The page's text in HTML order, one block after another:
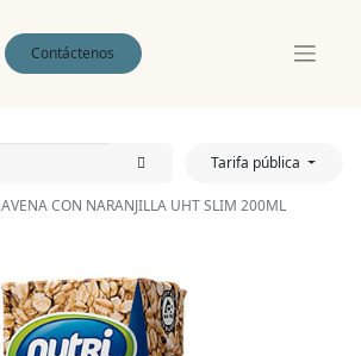
Contáctenos
Tarifa pública
AVENA CON NARANJILLA UHT SLIM 200ML